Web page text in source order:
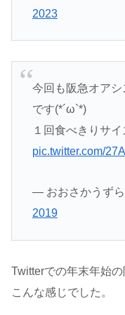
2023
今回も阪急オア
です(*´ω`*)
１回食べきりサイ
pic.twitter.com/
— おおさかうず
2019
Twitterでの年末年始
こんな感じでした。